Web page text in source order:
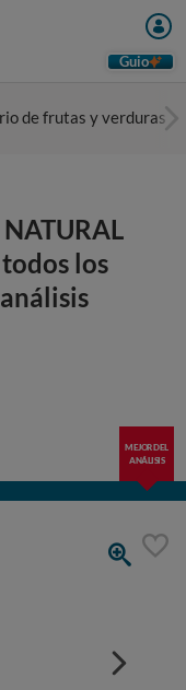
Guio
de frutas y verduras
los
MEJOR DEL
ANÁLISIS